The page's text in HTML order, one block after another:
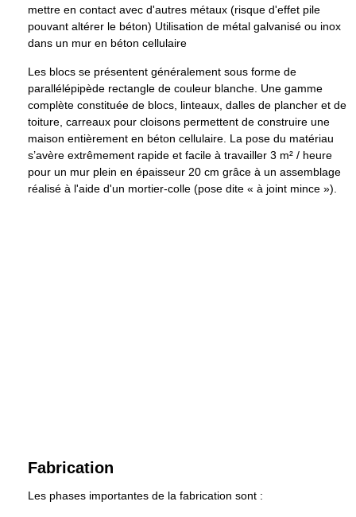
mettre en contact avec d'autres métaux (risque d'effet pile
pouvant altérer le béton) Utilisation de métal galvanisé ou inox
dans un mur en béton cellulaire
Les blocs se présentent généralement sous forme de
parallélépipède rectangle de couleur blanche. Une gamme
complète constituée de blocs, linteaux, dalles de plancher et de
toiture, carreaux pour cloisons permettent de construire une
maison entièrement en béton cellulaire. La pose du matériau
s’avère extrêmement rapide et facile à travailler 3 m² / heure
pour un mur plein en épaisseur 20 cm grâce à un assemblage
réalisé à l'aide d'un mortier-colle (pose dite « à joint mince »).
Fabrication
Les phases importantes de la fabrication sont :